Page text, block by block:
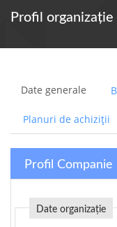
Profil
Date generale
Planuri de achiziții
Profil Companie
Date organizație